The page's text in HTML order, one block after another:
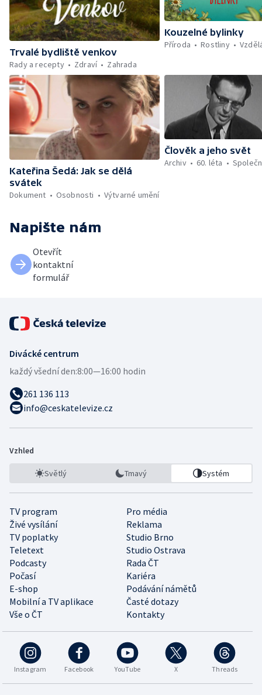
Trvalé bydliště venkov
Rady a recepty
Zdraví Zahrada
Kouzelné bylinky
Příroda
Rostliny
Kateřina Šedá: Jak se dělá
svátek
Dokument
Osobnosti Výtvarné umění
Člověk a jeho svět
Archiv
60. léta
Napište nám
Otevřít
kontaktní
formulář
Divácké centrum
každý všední den:8:00—16:00 hodin
261 136 113
info@ceskatelevize.cz
Vzhled
Světlý Tmavý Systém
TV program
Pro média
Živé vysílání
Reklama
TV poplatky
Studio Brno
Teletext
Studio Ostrava
Podcasty
Rada ČT
Počasí
Kariéra
E-shop
Podávání námětů
Mobilní a TV aplikace
Časté dotazy
Vše o ČT
Kontakty
Instagram Facebook YouTube X Threads